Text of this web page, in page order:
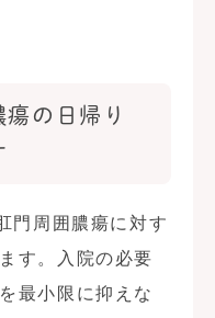
の日帰り
門周囲膿瘍に対す
す。入院の必要
最小限に抑えな